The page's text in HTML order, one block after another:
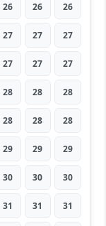
26 26 26
27 27 27
27 27 27
28 28 28
28 28 28
29 29 29
30 30 30
31 31 31